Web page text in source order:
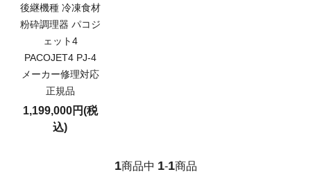
後継機種 冷凍食材
粉砕調理器 パコジ
ェット4
PACOJET4 PJ-4
メーカー修理対応
正規品
1,199,000円(税
込)
1商品中 1-1商品